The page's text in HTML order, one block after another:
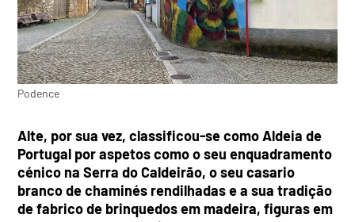
Podence
Alte, por sua vez, classificou-se como Aldeia de
Portugal por aspetos como o seu enquadramento
cénico na Serra do Caldeirão, o seu casario
branco de chaminés rendilhadas e a sua tradição
de fabrico de brinquedos em madeira, figuras em